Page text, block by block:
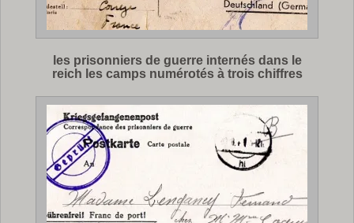
les prisonniers de guerre internés dans le
reich les camps numérotés à trois chiffres